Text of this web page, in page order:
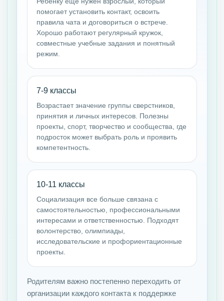
помогает установить контакт, освоить
правила чата и договориться о встрече.
Хорошо работают регулярный кружок,
совместные учебные задания и понятный
режим.
7-9 классы
Возрастает значение группы сверстников,
принятия и личных интересов. Полезны
проекты, спорт, творчество и сообщества, где
подросток может выбрать роль и проявить
компетентность.
10-11 классы
Социализация все больше связана с
самостоятельностью, профессиональными
интересами и ответственностью. Подходят
волонтерство, олимпиады,
исследовательские и профориентационные
проекты.
Родителям важно постепенно переходить от
организации каждого контакта к поддержке